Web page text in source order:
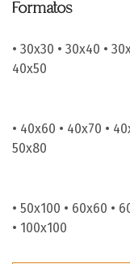
Formatos
• 30x30 • 30x40 •
40x50
• 40x60 • 40x70 •
50x80
• 50x100 • 60x60 •
• 100x100